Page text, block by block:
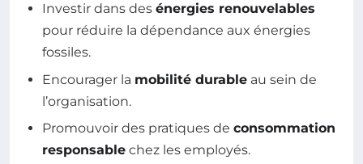
Investir dans des énergies renouvelables
pour réduire la dépendance aux énergies
fossiles.
Encourager la mobilité durable au sein de
l’organisation.
Promouvoir des pratiques de consommation
responsable chez les employés.